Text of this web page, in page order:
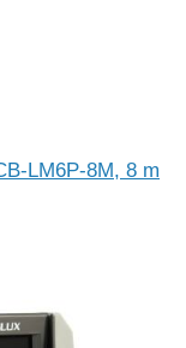
LM6P-8M, 8 m